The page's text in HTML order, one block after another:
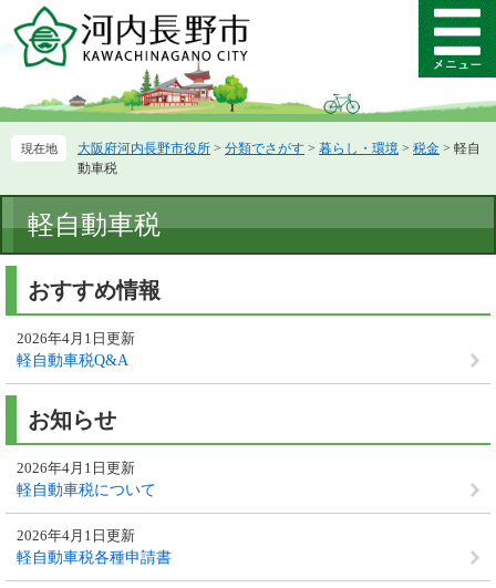
ー
先
ニ
を
て
へ
メ
ニ
ー
大阪府河内長野市役所 > 分類でさがす > 暮らし・環境 > 税金 > 軽自
動車税
文
軽自動車税
おすすめ情報
軽自動車税Q&A
2026年4月1日更新
お知らせ
軽自動車税について
2026年4月1日更新
軽自動車税各種申請書
2026年4月1日更新